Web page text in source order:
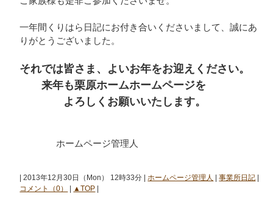
一年間くりはら日記にお付き合いくださいまして、誠にあ
りがとうございました。
それでは皆さま、よいお年をお迎えください。
来年も栗原ホームホームページを
よろしくお願いいたします。
ホームページ管理人
| 2013年12月30日（Mon） 12時33分 |ホームページ管理人 |事業所日記
コメント（0）
▲TOP